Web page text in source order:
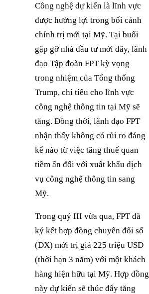
Công nghệ dự kiến là lĩnh vực
được hưởng lợi trong bối cảnh
chính trị mới tại Mỹ. Tại buổi
gặp gỡ nhà đầu tư mới đây, lãnh
đạo Tập đoàn FPT kỳ vọng
trong nhiệm của Tổng thống
Trump, chi tiêu cho lĩnh vực
công nghệ thông tin tại Mỹ sẽ
tăng. Đồng thời, lãnh đạo FPT
nhận thấy không có rủi ro đáng
kể nào từ việc tăng thuế quan
tiềm ẩn đối với xuất khẩu dịch
vụ công nghệ thông tin sang
Mỹ.
Trong quý III vừa qua, FPT đã
ký kết hợp đồng chuyển đổi số
(DX) mới trị giá 225 triệu USD
(thời hạn 3 năm) với một khách
hàng hiện hữu tại Mỹ. Hợp đồng
này dự kiến sẽ thúc đẩy tăng